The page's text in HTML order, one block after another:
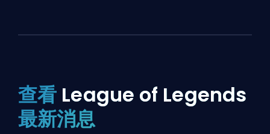
查看 League of Legends
最新消息